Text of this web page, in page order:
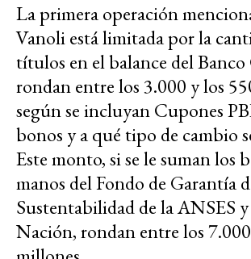
La primera operación
Vanoli está limitada por la
títulos en el balance del
rondan entre los 3.000 y los
según se incluyan Cupones
bonos y a qué tipo de cambio
Este monto, si se le suman los
manos del Fondo de Garantía
Sustentabilidad de la ANSES
Nación, rondan entre los